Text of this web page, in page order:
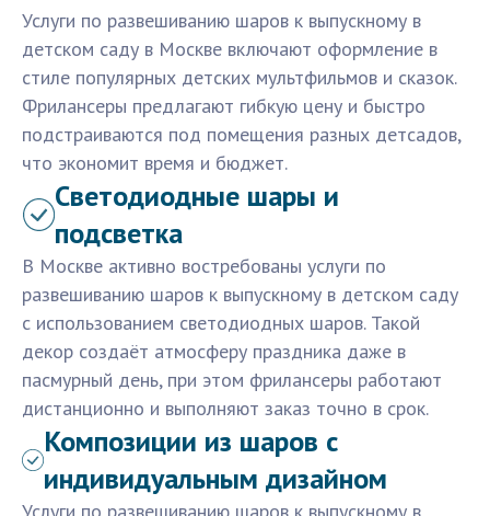
Услуги по развешиванию шаров к выпускному в
детском саду в Москве включают оформление в
стиле популярных детских мультфильмов и сказок.
Фрилансеры предлагают гибкую цену и быстро
подстраиваются под помещения разных детсадов,
что экономит время и бюджет.
Светодиодные шары и
подсветка
В Москве активно востребованы услуги по
развешиванию шаров к выпускному в детском саду
с использованием светодиодных шаров. Такой
декор создаёт атмосферу праздника даже в
пасмурный день, при этом фрилансеры работают
дистанционно и выполняют заказ точно в срок.
Композиции из шаров с
индивидуальным дизайном